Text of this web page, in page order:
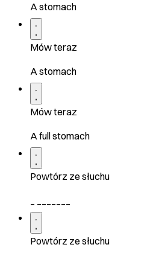
A stomach
Mów teraz
A stomach
Mów teraz
A full stomach
Powtórz ze słuchu
Powtórz ze słuchu